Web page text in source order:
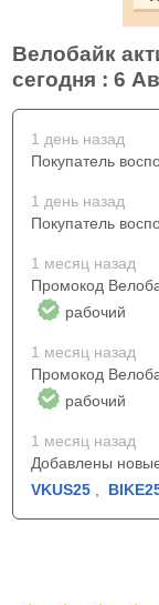
Велобайк
сегодня : 6
1 день назад
Покупатель
1 день назад
Покупатель
1 месяц назад
Промокод
рабочий
1 месяц назад
Промокод
рабочий
1 месяц назад
Добавлены
VKUS25